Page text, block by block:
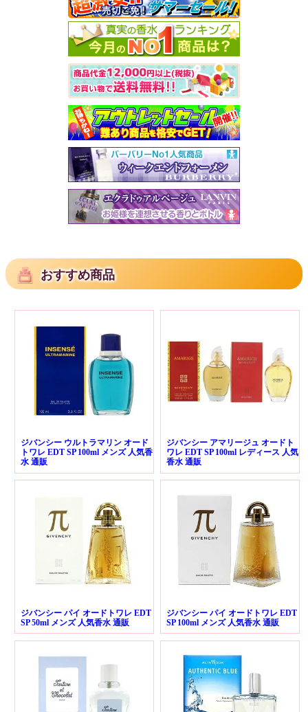
おすすめ商品
ジバンシー ウルトラマリン オード
トワレ EDT SP 100ml メンズ 人気香
水 通販
ジバンシー アマリージュ オードト
ワレ EDT SP 100ml レディース 人気
香水 通販
ジバンシー パイ オードトワレ EDT
SP 50ml メンズ 人気香水 通販
ジバンシー パイ オードトワレ EDT
SP 100ml メンズ 人気香水 通販